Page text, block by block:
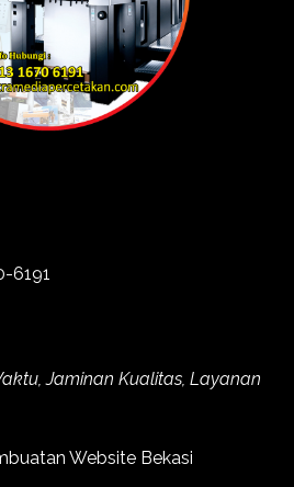
6191
Jaminan Kualitas, Layanan
Website Bekasi